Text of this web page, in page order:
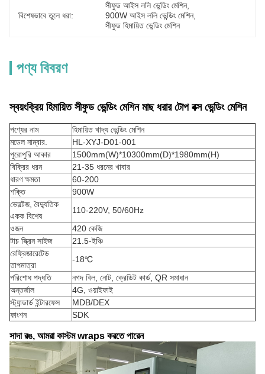
বিশেষভাবে তুলে ধরা:
সীফুড আইস ললি ভেন্ডিং মেশিন,
900W আইস ললি ভেন্ডিং মেশিন,
সীফুড হিমায়িত ভেন্ডিং মেশিন
পণ্য বিবরণ
স্বয়ংক্রিয় হিমায়িত সীফুড ভেন্ডিং মেশিন মাছ ধরার টোপ বক্স ভেন্ডিং মেশিন
পণ্যের নাম
হিমায়িত খাদ্য ভেন্ডিং মেশিন
মডেল নাম্বার.
HL-XYJ-D01-001
পুরোপুরি আকার
1500mm(W)*10300mm(D)*1980mm(H)
বিক্রির ধরন
21-35 ধরনের খাবার
ধারণ ক্ষমতা
60-200
শক্তি
900W
ভোল্টেজ, বৈদ্যুতিক
একক বিশেষ
110-220V, 50/60Hz
ওজন
420 কেজি
টাচ স্ক্রিন সাইজ
21.5-ইঞ্চি
রেফ্রিজারেটেড
তাপমাত্রা
-18℃
পরিশোধ পদ্ধতি
নগদ বিল, নোট, ক্রেডিট কার্ড, QR সমাধান
অন্তর্জাল
4G, ওয়াইফাই
স্ট্যান্ডার্ড ইন্টারফেস
MDB/DEX
ফাংশন
SDK
সাদা রঙ, আমরা কাস্টম wraps করতে পারেন